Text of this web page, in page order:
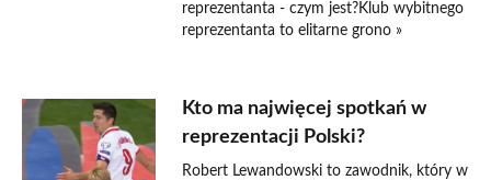
reprezentanta - czym jest?Klub wybitnego
reprezentanta to elitarne grono »
Kto ma najwięcej spotkań w
reprezentacji Polski?
Robert Lewandowski to zawodnik, który w